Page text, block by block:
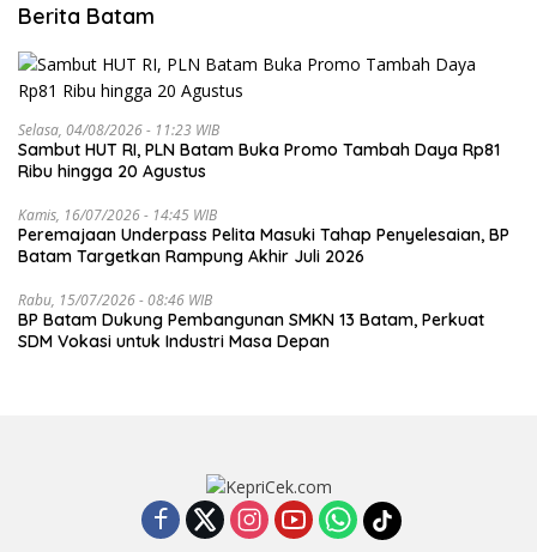
Berita Batam
Selasa, 04/08/2026 - 11:23 WIB
Sambut HUT RI, PLN Batam Buka Promo Tambah Daya Rp81
Ribu hingga 20 Agustus
Kamis, 16/07/2026 - 14:45 WIB
Peremajaan Underpass Pelita Masuki Tahap Penyelesaian, BP
Batam Targetkan Rampung Akhir Juli 2026
Rabu, 15/07/2026 - 08:46 WIB
BP Batam Dukung Pembangunan SMKN 13 Batam, Perkuat
SDM Vokasi untuk Industri Masa Depan